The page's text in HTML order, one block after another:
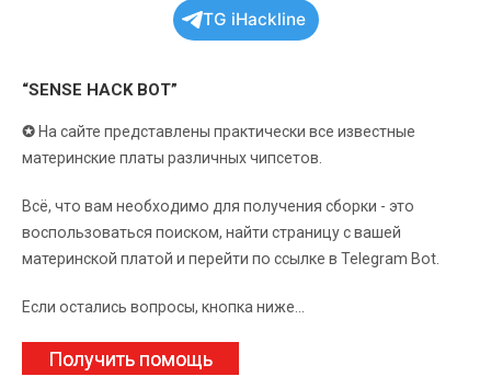
TG iHackline
“SENSE HACK BOT”
✪ На сайте представлены практически все известные
материнские платы различных чипсетов.
Всё, что вам необходимо для получения сборки - это
воспользоваться поиском, найти страницу с вашей
материнской платой и перейти по ссылке в Telegram Bot.
Если остались вопросы, кнопка ниже...
Получить помощь